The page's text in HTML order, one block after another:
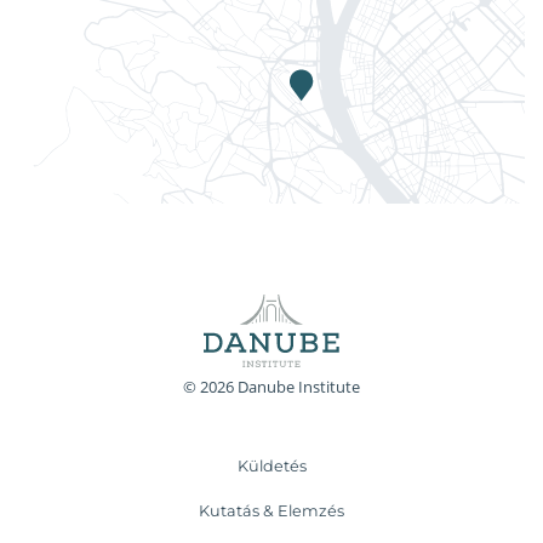
© 2026 Danube Institute
Küldetés
Kutatás & Elemzés